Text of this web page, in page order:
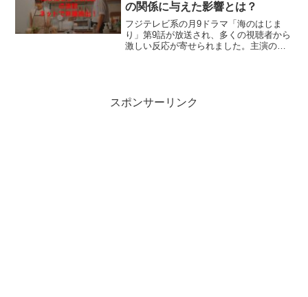
の関係に与えた影響とは？
フジテレビ系の月9ドラマ「海のはじま
り」第9話が放送され、多くの視聴者から
激しい反応が寄せられました。主演の目
スポンサーリンク